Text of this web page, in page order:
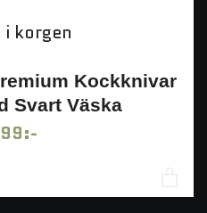
i korgen
Kockknivar
Svart Väska